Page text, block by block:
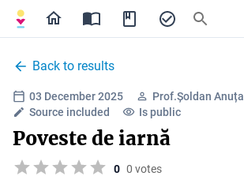
Back to results
03 December 2025
Prof.Șoldan Anuța
Source included
Is public
Poveste de iarnă
0 0 votes